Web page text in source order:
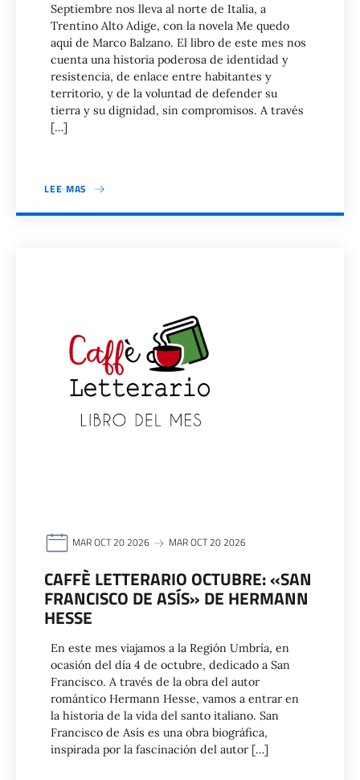
Septiembre nos lleva al norte de Italia, a
Trentino Alto Adige, con la novela Me quedo
aquí de Marco Balzano. El libro de este mes nos
cuenta una historia poderosa de identidad y
resistencia, de enlace entre habitantes y
territorio, y de la voluntad de defender su
tierra y su dignidad, sin compromisos. A través
[…]
LEE MAS
MAR OCT 20 2026 MAR OCT 20 2026
CAFFÈ LETTERARIO OCTUBRE: «SAN
FRANCISCO DE ASÍS» DE HERMANN
HESSE
En este mes viajamos a la Región Umbría, en
ocasión del día 4 de octubre, dedicado a San
Francisco. A través de la obra del autor
romántico Hermann Hesse, vamos a entrar en
la historia de la vida del santo italiano. San
Francisco de Asís es una obra biográfica,
inspirada por la fascinación del autor […]